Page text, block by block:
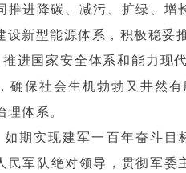
推进降碳、减污、扩绿、增
设新型能源体系，积极稳妥
进国家安全体系和能力现
确保社会生机勃勃又井然
理体系。
如期实现建军一百年奋斗
民军队绝对领导，贯彻军委